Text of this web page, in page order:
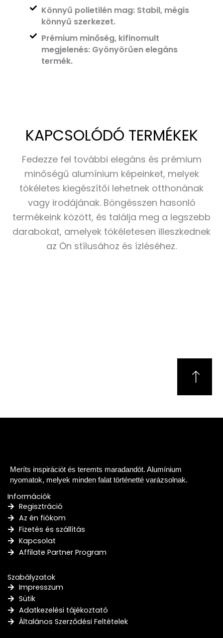
Könnyű polietilén mag: Stabil, mégis
könnyű szerkezet.
Prémium minőség, kifinomult
megjelenés: Gyönyörűen elegáns
termék.
KAPCSOLÓDÓ TERMÉKEK
Fedezze fel további elegáns és prémium
minőségű alumínium képeinket, melyek
tökéletes kiegészítői lehetnek otthonának
vagy irodájának. Böngésszen hasonló
termékeink között, és találja meg a legszebb
darabokat, amelyek tökéletesen illeszkednek
az Ön stílusához és ízléséhez.
Meríts inspirációt és teremts maradandót. Alumínium
nyomatok, melyek minden falat történetté varázsolnak.
Információk
Regisztráció
Az én fiókom
Fizetés és szállítás
Kapcsolat
Affilate Partner Program
Szabályzatok
Impresszum
Sütik
Adatkezelési tájékoztató
Általános Szerződési Feltételek